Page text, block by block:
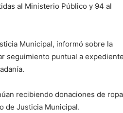
al Ministerio Público y 94 al
Municipal, informó sobre la
seguimiento puntual a
recibiendo donaciones de ropa
de Justicia Municipal.